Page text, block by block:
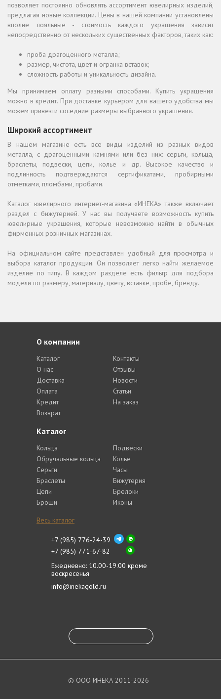
позволяет постоянно обновлять ассортимент ювелирных изделий,
предлагая новые коллекции. Цены в нашей компании установлены
вполне лояльные - стоимость каждого украшения зависит
непосредственно от нескольких существенных факторов, таких как:
проба драгоценного металла;
размер, чистота, цвет и огранка вставок;
сложность работы и уникальность дизайна.
Мы принимаем оплату разными способами. Купить украшения
можно в кредит. При доставке курьером для вашего удобства мы
можем привезти соседние размеры выбранного украшения.
Широкий ассортимент
В нашем магазине есть все виды изделий из разных видов
металла, с драгоценными камнями или без них: серьги, кольца,
браслеты, подвески, цепи, колье и др. Высокое качество и
подлинность подтверждаются сертификатами, пробирными
отметками, пломбами, пробами.
Каталог ювелирного интернет-магазина «ИНЕКА» также включает
раздел с бижутерией. У нас вы получаете возможность купить
ювелирные украшения, которые невозможно найти в обычных
фирменных розничных магазинах.
На официальном сайте представлен удобный для просмотра и
выбора каталог продукции. Он позволяет легко найти желаемое
изделие по типу. В каждом разделе есть фильтр для подбора
модели по размеру, материалу, цвету, вставке, пробе, бренду.
Каталог
Кольца
Обручальные кольца
Серьги
Браслеты
Цепи
Броши
Подвески
Колье
Часы
Бижутерия
Брелоки
Иконы
Весь каталог
О компании
Каталог
О нас
Доставка
Оплата
Кредит
Возврат
Контакты
Отзывы
Новости
Статьи
На заказ
+7 (985) 776-24-39
+7 (985) 771-67-82
Ежедневно: 10.00-19.00 кроме
воскресенья
info@inekagold.ru
© ООО ИНЕКА 2011-2026